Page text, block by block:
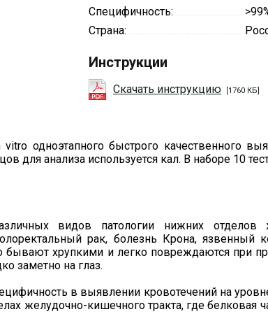
Специфичность:
Страна:
Инструкции
Скачать инструкцию [1760 КБ]
одноэтапного быстрого качественного
для анализа используется кал. В наборе 10
видов патологии нижних отделов
рак, болезнь Крона, язвенный
бывают хрупкими и легко повреждаются при
заметно на глаз.
в выявлении кровотечений на
желудочно-кишечного тракта, где белковая